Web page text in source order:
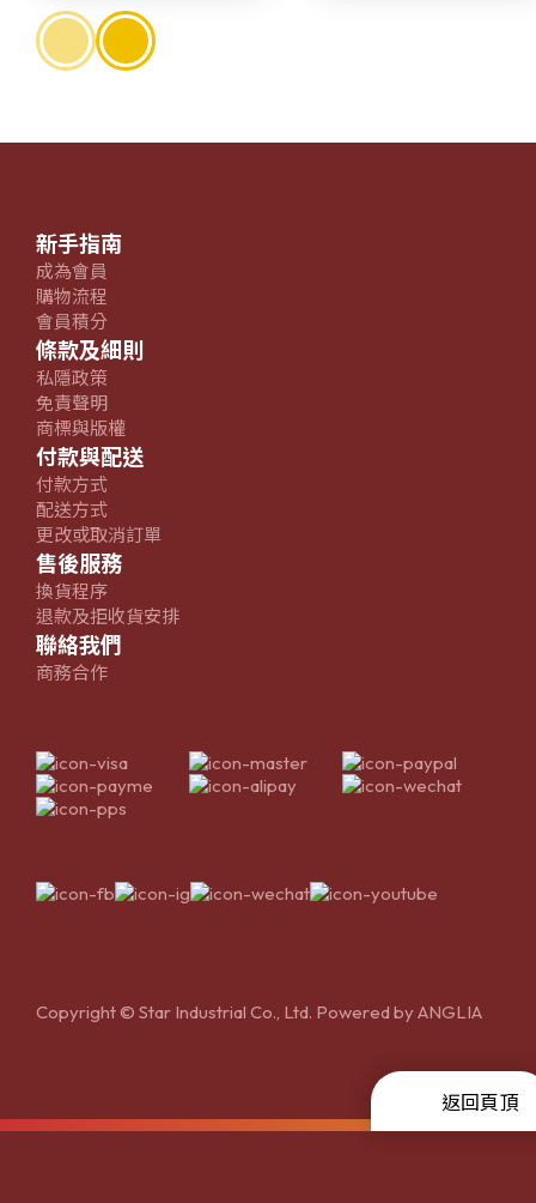
新手指南
成為會員
購物流程
會員積分
條款及細則
私隱政策
免責聲明
商標與版權
付款與配送
付款方式
配送方式
更改或取消訂單
售後服務
換貨程序
退款及拒收貨安排
聯絡我們
商務合作
Copyright © Star Industrial Co., Ltd. Powered byANGLIA
返回頁頂